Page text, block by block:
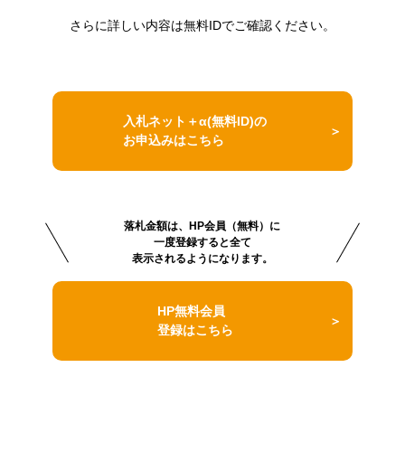
さらに詳しい内容は無料IDでご確認ください。
入札ネット＋α(無料ID)の
お申込みはこちら
落札金額は、HP会員（無料）に
一度登録すると全て
表示されるようになります。
HP無料会員
登録はこちら